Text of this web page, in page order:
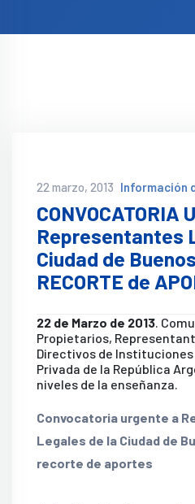
22 marzo, 2013 Información
CONVOCATORIA
Representantes
Ciudad de
RECORTE de
22 de Marzo de 2013.
Propietarios,
Directivos de
Privada de la República
niveles de la enseñanza.
Convocatoria urgente a
Legales de la Ciudad de
recorte de aportes